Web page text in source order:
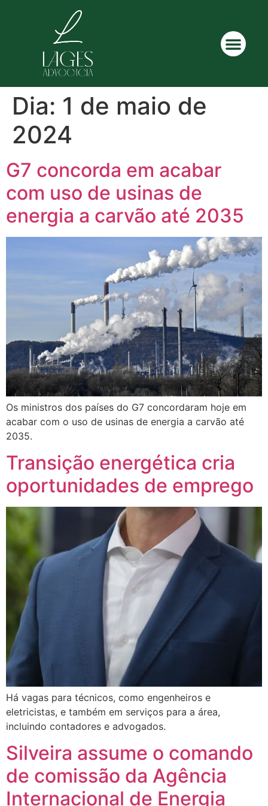
Dia: 1 de maio de
2024
G7 concorda em acabar
com uso de usinas de
energia a carvão até 2035
Os ministros dos países do G7 concordaram hoje em
acabar com o uso de usinas de energia a carvão até
2035.
Transição energética cria
oportunidades de emprego
Há vagas para técnicos, como engenheiros e
eletricistas, e também em serviços para a área,
incluindo contadores e advogados.
Silveira assume o comando
de comissão da Agência
Internacional de Energia